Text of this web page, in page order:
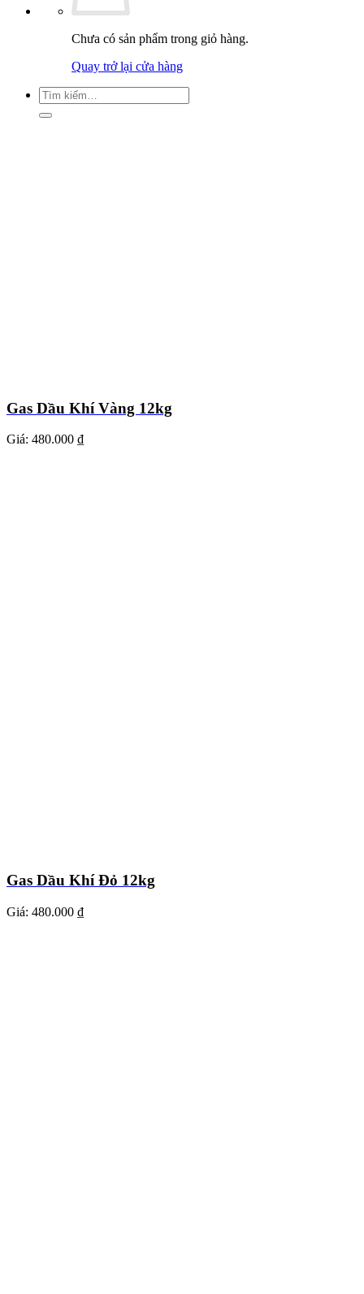
Chưa có sản phẩm trong giỏ hàng.
Quay trở lại cửa hàng
Tìm
kiếm:
Gas Dầu Khí Vàng 12kg
Giá: 480.000 ₫
Gas Dầu Khí Đỏ 12kg
Giá: 480.000 ₫